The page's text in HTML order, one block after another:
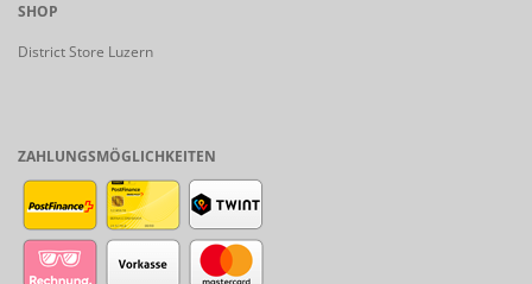
SHOP
District Store Luzern
ZAHLUNGSMÖGLICHKEITEN